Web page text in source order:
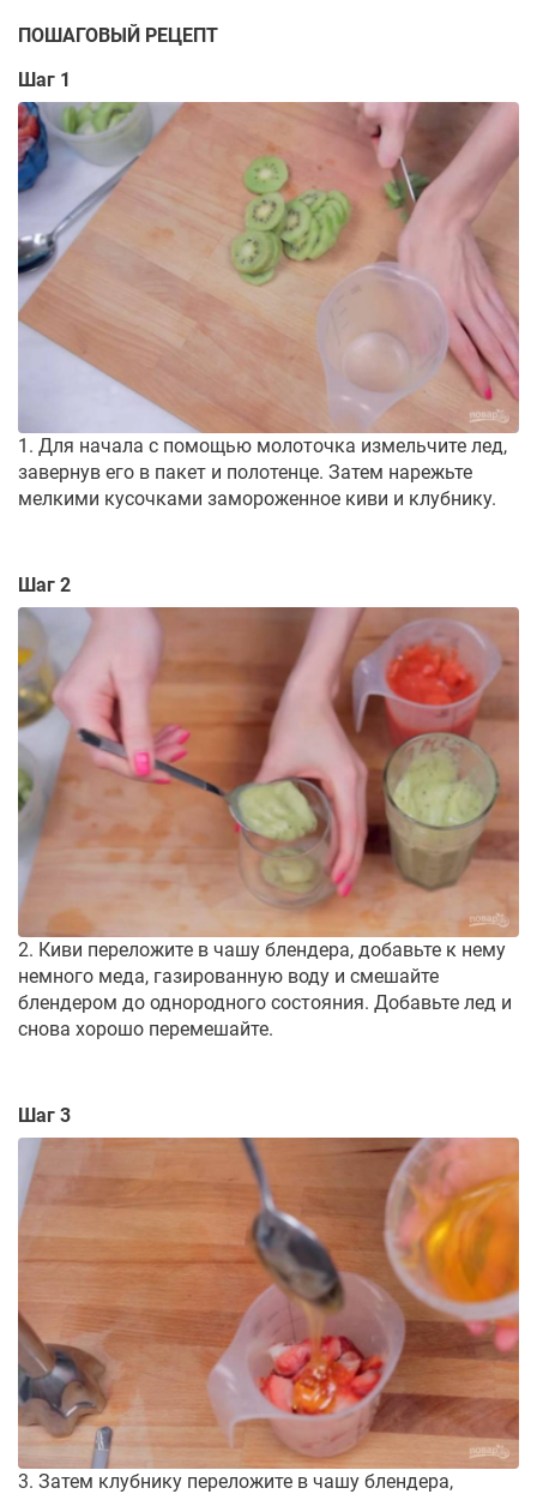
ПОШАГОВЫЙ РЕЦЕПТ
Шаг 1
1. Для начала с помощью молоточка измельчите лед,
завернув его в пакет и полотенце. Затем нарежьте
мелкими кусочками замороженное киви и клубнику.
Шаг 2
2. Киви переложите в чашу блендера, добавьте к нему
немного меда, газированную воду и смешайте
блендером до однородного состояния. Добавьте лед и
снова хорошо перемешайте.
Шаг 3
3. Затем клубнику переложите в чашу блендера,